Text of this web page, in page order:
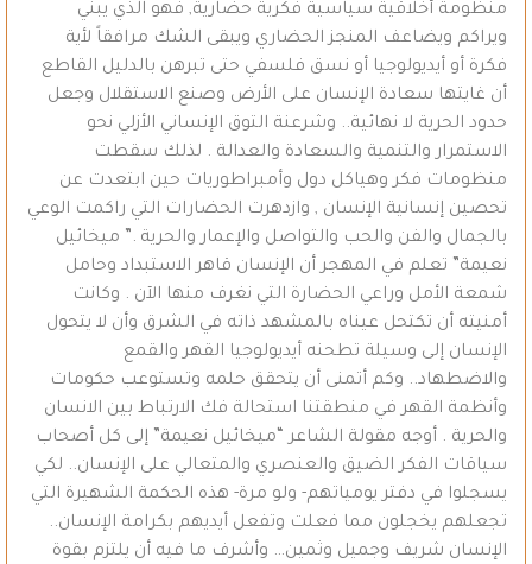
منظومة أخلاقية سياسية فكرية حضارية, فهو الذي يبني
ويراكم ويضاعف المنجز الحضاري ويبقى الشك مرافقاً لأية
فكرة أو أيديولوجيا أو نسق فلسفي حتى تبرهن بالدليل القاطع
أن غايتها سعادة الإنسان على الأرض وصنع الاستقلال وجعل
حدود الحرية لا نهائية.. وشرعنة التوق الإنساني الأزلي نحو
الاستمرار والتنمية والسعادة والعدالة . لذلك سقطت
منظومات فكر وهياكل دول وأمبراطوريات حين ابتعدت عن
تحصين إنسانية الإنسان , وازدهرت الحضارات التي راكمت الوعي
بالجمال والفن والحب والتواصل والإعمار والحرية .” ميخائيل
نعيمة” تعلم في المهجر أن الإنسان قاهر الاستبداد وحامل
شمعة الأمل وراعي الحضارة التي نغرف منها الآن . وكانت
أمنيته أن تكتحل عيناه بالمشهد ذاته في الشرق وأن لا يتحول
الإنسان إلى وسيلة تطحنه أيديولوجيا القهر والقمع
والاضطهاد.. وكم أتمنى أن يتحقق حلمه وتستوعب حكومات
وأنظمة القهر في منطقتنا استحالة فك الارتباط بين الانسان
والحرية . أوجه مقولة الشاعر “ميخائيل نعيمة” إلى كل أصحاب
سياقات الفكر الضيق والعنصري والمتعالي على الإنسان.. لكي
يسجلوا في دفتر يومياتهم- ولو مرة- هذه الحكمة الشهيرة التي
تجعلهم يخجلون مما فعلت وتفعل أيديهم بكرامة الإنسان..
الإنسان شريف وجميل وثمين… وأشرف ما فيه أن يلتزم بقوة